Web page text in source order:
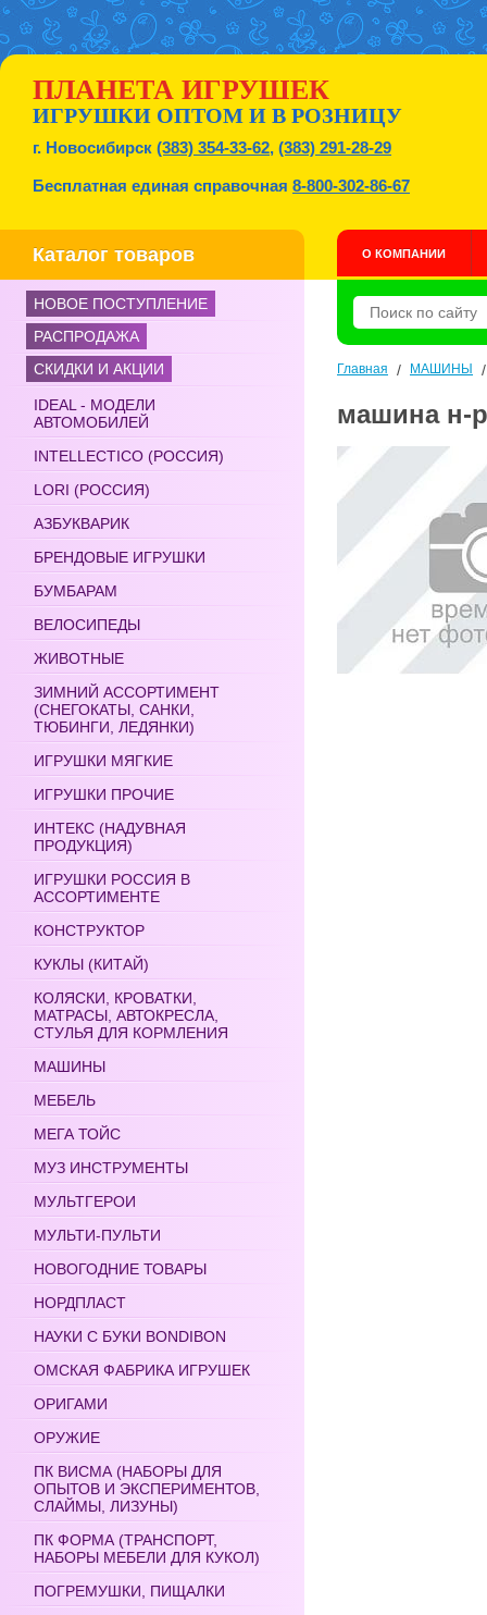
ПЛАНЕТА ИГРУШЕК
ИГРУШКИ ОПТОМ И В РОЗНИЦУ
г. Новосибирск (383) 354-33-62, (383) 291-28-29
Бесплатная единая справочная 8-800-302-86-67
Каталог товаров О КОМПАНИИ
НОВОЕ ПОСТУПЛЕНИЕ
РАСПРОДАЖА
СКИДКИ И АКЦИИ
IDEAL - МОДЕЛИ
АВТОМОБИЛЕЙ
INTELLECTICO (РОССИЯ)
LORI (РОССИЯ)
АЗБУКВАРИК
БРЕНДОВЫЕ ИГРУШКИ
БУМБАРАМ
ВЕЛОСИПЕДЫ
ЖИВОТНЫЕ
ЗИМНИЙ АССОРТИМЕНТ
(СНЕГОКАТЫ, САНКИ,
ТЮБИНГИ, ЛЕДЯНКИ)
ИГРУШКИ МЯГКИЕ
ИГРУШКИ ПРОЧИЕ
ИНТЕКС (НАДУВНАЯ
ПРОДУКЦИЯ)
ИГРУШКИ РОССИЯ В
АССОРТИМЕНТЕ
КОНСТРУКТОР
КУКЛЫ (КИТАЙ)
КОЛЯСКИ, КРОВАТКИ,
МАТРАСЫ, АВТОКРЕСЛА,
СТУЛЬЯ ДЛЯ КОРМЛЕНИЯ
МАШИНЫ
МЕБЕЛЬ
МЕГА ТОЙС
МУЗ ИНСТРУМЕНТЫ
МУЛЬТГЕРОИ
МУЛЬТИ-ПУЛЬТИ
НОВОГОДНИЕ ТОВАРЫ
НОРДПЛАСТ
НАУКИ С БУКИ BONDIBON
ОМСКАЯ ФАБРИКА ИГРУШЕК
ОРИГАМИ
ОРУЖИЕ
ПК ВИСМА (НАБОРЫ ДЛЯ
ОПЫТОВ И ЭКСПЕРИМЕНТОВ,
СЛАЙМЫ, ЛИЗУНЫ)
ПК ФОРМА (ТРАНСПОРТ,
НАБОРЫ МЕБЕЛИ ДЛЯ КУКОЛ)
ПОГРЕМУШКИ, ПИЩАЛКИ
Главная / МАШИНЫ
машина н-р